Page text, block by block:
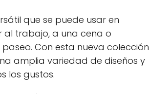
que se puede usar en
al trabajo, a una cena o
Con esta nueva colección
amplia variedad de diseños y
los gustos.